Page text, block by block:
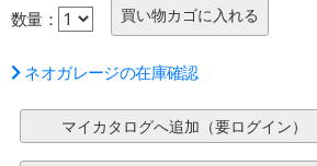
数量：
ネオガレージの在庫確認